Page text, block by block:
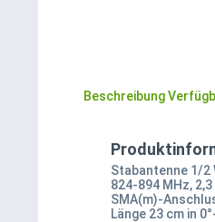
Beschreibung
Stabantenne 1/2
824-894 MHz, 2,3
SMA(m)-
Länge 23 cm in